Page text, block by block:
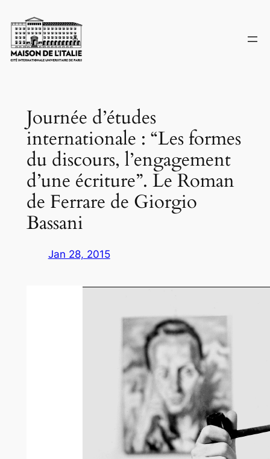
to
content
Journée d’études
internationale : “Les formes
du discours, l’engagement
d’une écriture”. Le Roman
de Ferrare de Giorgio
Bassani
Jan 28, 2015